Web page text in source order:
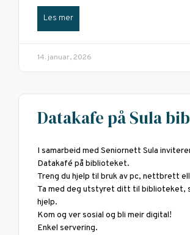
Les mer
14. januar, 2026
Datakafe på Sula
I samarbeid med Seniornett Sula
Datakafé på biblioteket.
Treng du hjelp til bruk av pc, nettbrett
Ta med deg utstyret ditt til biblioteket,
hjelp.
Kom og ver sosial og bli meir digital!
Enkel servering.